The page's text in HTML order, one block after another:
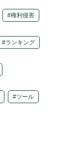
権利侵害
ランキング
ツール